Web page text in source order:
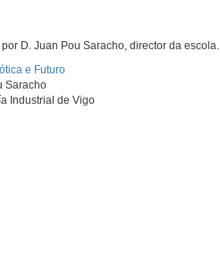
D. Juan Pou Saracho, director da escola.
e Futuro
Saracho
Industrial de Vigo